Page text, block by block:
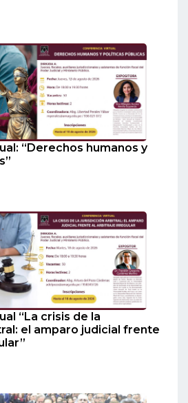
“Derechos humanos y
“La crisis de la
el amparo judicial frente